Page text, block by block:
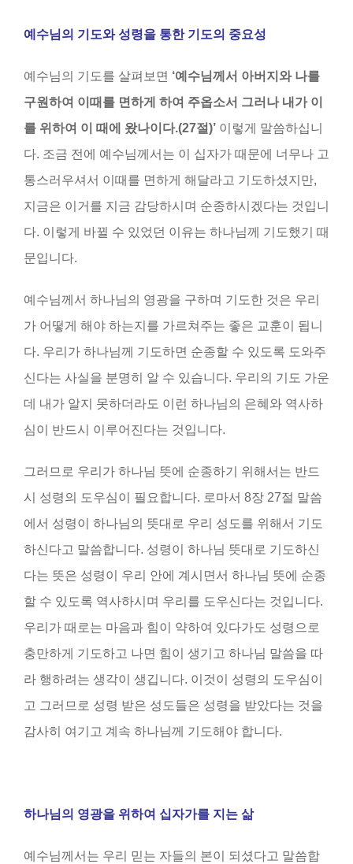
예수님의 기도와 성령을 통한 기도의 중요성
예수님의 기도를 살펴보면 ‘예수님께서 아버지와 나를
구원하여 이때를 면하게 하여 주옵소서 그러나 내가 이
를 위하여 이 때에 왔나이다.(27절)’ 이렇게 말씀하십니
다. 조금 전에 예수님께서는 이 십자가 때문에 너무나 고
통스러우셔서 이때를 면하게 해달라고 기도하셨지만,
지금은 이거를 지금 감당하시며 순종하시겠다는 것입니
다. 이렇게 바뀔 수 있었던 이유는 하나님께 기도했기 때
문입니다.
예수님께서 하나님의 영광을 구하며 기도한 것은 우리
가 어떻게 해야 하는지를 가르쳐주는 좋은 교훈이 됩니
다. 우리가 하나님께 기도하면 순종할 수 있도록 도와주
신다는 사실을 분명히 알 수 있습니다. 우리의 기도 가운
데 내가 알지 못하더라도 이런 하나님의 은혜와 역사하
심이 반드시 이루어진다는 것입니다.
그러므로 우리가 하나님 뜻에 순종하기 위해서는 반드
시 성령의 도우심이 필요합니다. 로마서 8장 27절 말씀
에서 성령이 하나님의 뜻대로 우리 성도를 위해서 기도
하신다고 말씀합니다. 성령이 하나님 뜻대로 기도하신
다는 뜻은 성령이 우리 안에 계시면서 하나님 뜻에 순종
할 수 있도록 역사하시며 우리를 도우신다는 것입니다.
우리가 때로는 마음과 힘이 약하여 있다가도 성령으로
충만하게 기도하고 나면 힘이 생기고 하나님 말씀을 따
라 행하려는 생각이 생깁니다. 이것이 성령의 도우심이
고 그러므로 성령 받은 성도들은 성령을 받았다는 것을
감사히 여기고 계속 하나님께 기도해야 합니다.
하나님의 영광을 위하여 십자가를 지는 삶
예수님께서는 우리 믿는 자들의 본이 되셨다고 말씀합